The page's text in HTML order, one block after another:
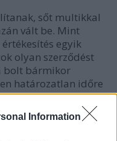
Information
sőt multikkal
vált be. Mint
egyik
olyan szerződést
bolt bármikor
határozatlan időre
kockázatos:
tennék el
szerinti